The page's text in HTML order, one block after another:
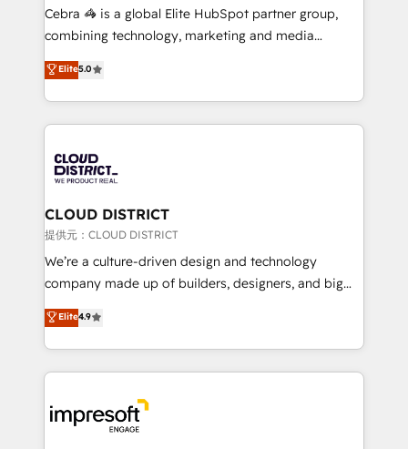
boost with a new HubSpot site Recognized leaders:
🏆 HubSpot Platform Migration Impact Award 🏆
Inbound Campaign of the Year 🏆 Gold AVA Digital
Award for Best Website 🌟 Accreditations: CRM
Cebra 🦓 is a global Elite HubSpot partner group,
combining technology, marketing and media
expertise across Latin America and Southern
Europe, with teams across 7 countries. Born in Chile,
we combine local insight with international reach to
help businesses grow through technology, creativity,
500+ HubSpot implementations, building end-to-
end solutions that integrate CRM, AI automation,
inbound and loop marketing, content, and digital
creativity. Our multicultural team works in Spanish,
Portuguese, and English to design scalable strategies
that drive measurable growth. 🌎 Highlights: • 10+
Platform Migration Excellence. • Top 3 Partner of the
Year LATAM 2022, 2023, 2024, 2025. • Partner of the
business with HubSpot? Let Cebra’s experts help
you grow faster, smarter, and with impact.
Elite5.0
CLOUD DISTRICT
提供元：CLOUD DISTRICT
We’re a culture-driven design and technology
company made up of builders, designers, and big
thinkers. We blend strategy, design, and
development—always fueled by curiosity—to turn
ideas, opportunities, and challenges into meaningful
experiences. To us, technology is more than just
and—most importantly—simple. That’s why we lean
into bold ideas and shape them into thoughtful
Elite4.9